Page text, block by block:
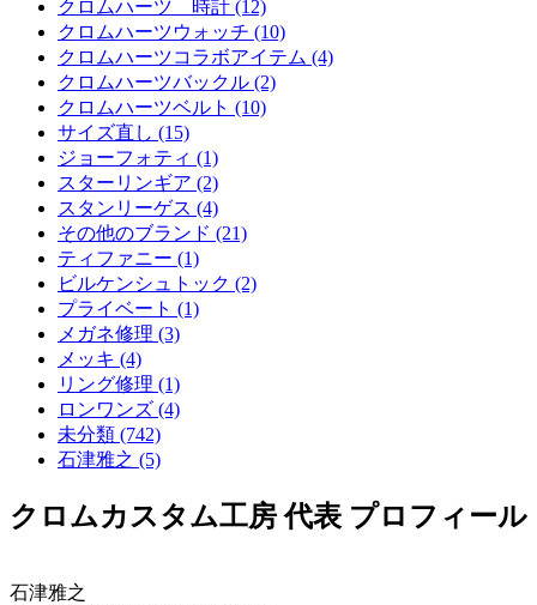
クロムハーツ 時計 (12)
クロムハーツウォッチ (10)
クロムハーツコラボアイテム (4)
クロムハーツバックル (2)
クロムハーツベルト (10)
サイズ直し (15)
ジョーフォティ (1)
スターリンギア (2)
スタンリーゲス (4)
その他のブランド (21)
ティファニー (1)
ビルケンシュトック (2)
プライベート (1)
メガネ修理 (3)
メッキ (4)
リング修理 (1)
ロンワンズ (4)
未分類 (742)
石津雅之 (5)
クロムカスタム工房 代表 プロフィール
石津雅之